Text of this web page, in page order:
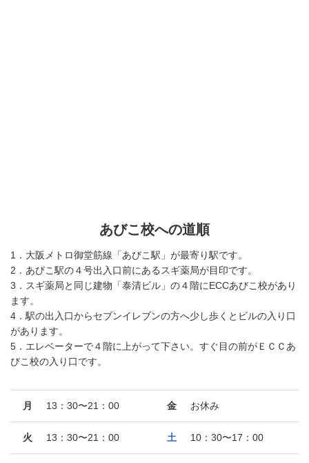
あびこ校への道順
1．大阪メトロ御堂筋線「あびこ駅」が最寄り駅です。
2．あびこ駅の４号出入口前にあるスギ薬局が目印です。
3．スギ薬局と同じ建物「泰清ビル」の４階にECCあびこ校があり
ます。
4．駅の出入口からセブンイレブンの方へ少し歩くとビルの入り口
があります。
5．エレベーターで４階に上がって下さい。すぐ目の前がＥＣＣあ
びこ校の入り口です。
月 13：30〜21：00
火 13：30〜21：00
金 お休み
土 10：30〜17：00